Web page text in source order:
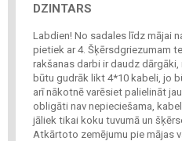
DZINTARS
Labdien! No sadales līdz mājai
pietiek ar 4. Šķērsdgriezumam
rakšanas darbi ir daudz
būtu gudrāk likt 4*10 kabeli, jo
arī nākotnē varēsiet palielināt
obligāti nav nepieciešama,
jāliek tikai koku tuvumā un
Atkārtoto zemējumu pie mājas